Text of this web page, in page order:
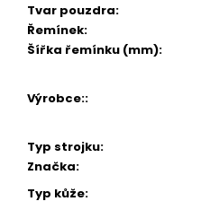
Tvar pouzdra:
Řemínek:
Šířka řemínku (mm):
Výrobce::
Typ strojku:
Značka:
Typ kůže: